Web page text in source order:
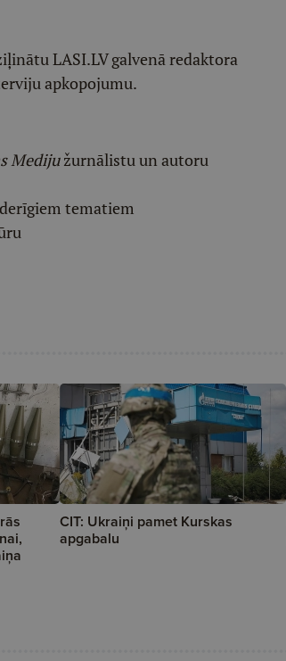
LASI.LV galvenā redaktora
apkopojumu.
Medijužurnālistu un autoru
tematiem
CIT: Ukraiņi pamet Kurskas
apgabalu